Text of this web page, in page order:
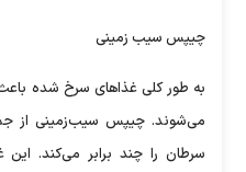
چیپس سیب زمینی
به طور کلی غذا‌های سرخ شده
می‌شوند. چیپس سیب‌زمینی از
سرطان را چند برابر می‌کند.